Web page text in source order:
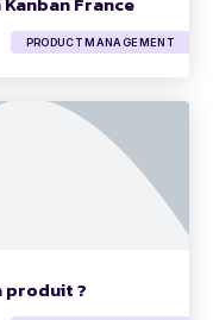
PRODUCT MANAGEMENT
produit ?